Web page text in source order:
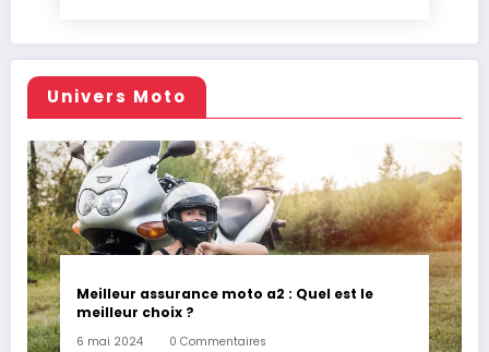
Univers Moto
Meilleur assurance moto a2 : Quel est le
meilleur choix ?
6 mai 2024 0 Commentaires